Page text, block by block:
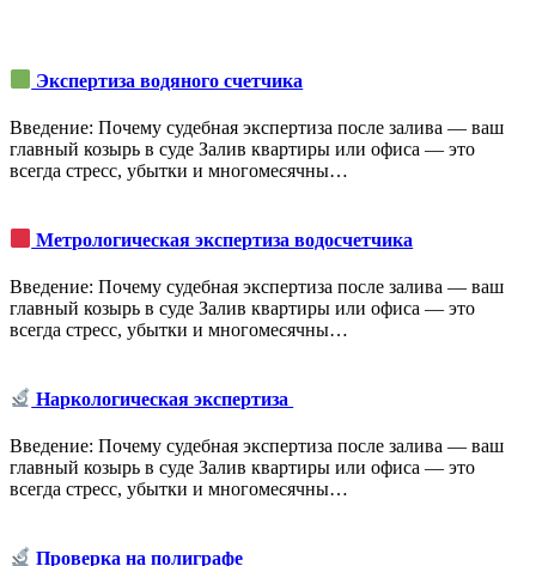
Экспертиза водяного счетчика
Введение: Почему судебная экспертиза после залива — ваш
главный козырь в суде Залив квартиры или офиса — это
всегда стресс, убытки и многомесячны…
Метрологическая экспертиза водосчетчика
Введение: Почему судебная экспертиза после залива — ваш
главный козырь в суде Залив квартиры или офиса — это
всегда стресс, убытки и многомесячны…
Наркологическая экспертиза
Введение: Почему судебная экспертиза после залива — ваш
главный козырь в суде Залив квартиры или офиса — это
всегда стресс, убытки и многомесячны…
Проверка на полиграфе